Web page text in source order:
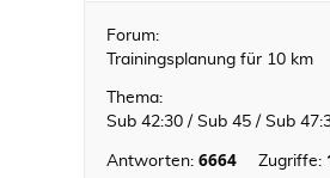
Forum:
Trainingsplanung für 10 km
Thema:
Sub 42:30 / Sub 45 / Sub
Antworten: 6664 Zugriffe: